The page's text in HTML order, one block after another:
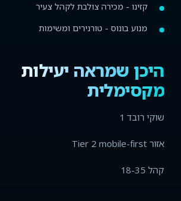
קזינו - מכירה צולבת לקהל צעיר
מנוע בונוס - טורנירים ומשימות
היכן שמראה יעילות
מקסימלית
שוקי רובד 1
אזור Tier 2 mobile-first
קהל 18-35